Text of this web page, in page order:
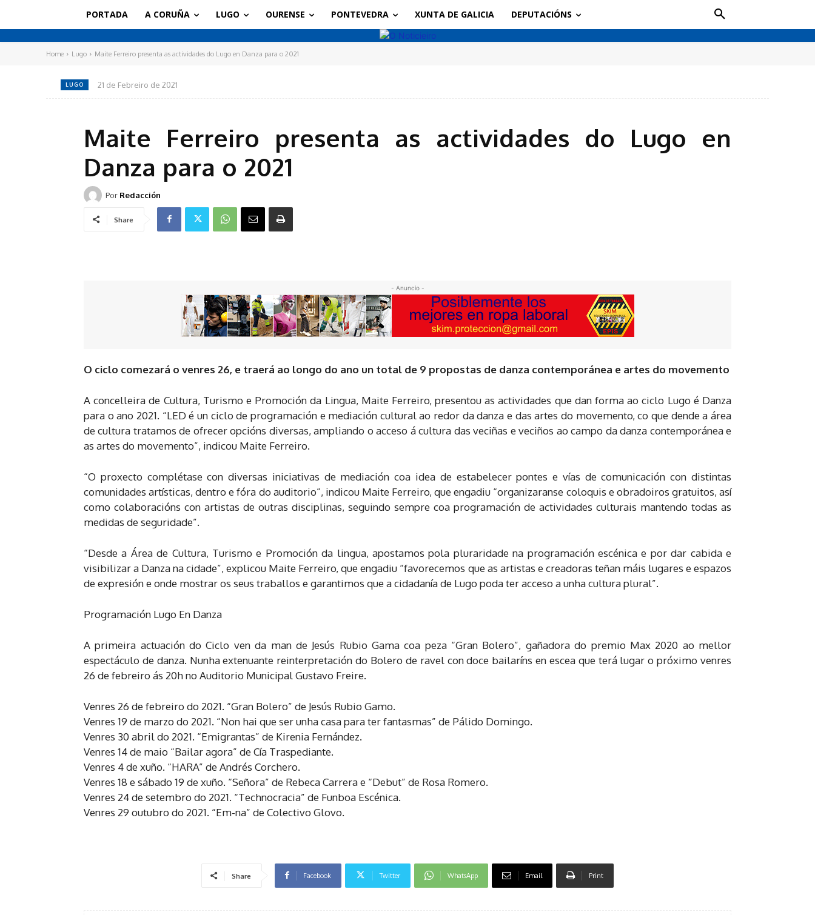
PORTADA A CORUÑA LUGO OURENSE PONTEVEDRA XUNTA DE GALICIA DEPUTACIÓNS
Home Lugo Maite Ferreiro presenta as actividades do Lugo en Danza para o 2021
LUGO 21 de Febreiro de 2021
Maite Ferreiro presenta as actividades do Lugo en
Danza para o 2021
Por Redacción
Share
- Anuncio -
O ciclo comezará o venres 26, e traerá ao longo do ano un total de 9 propostas de danza contemporánea e artes do movemento
A concelleira de Cultura, Turismo e Promoción da Lingua, Maite Ferreiro, presentou as actividades que dan forma ao ciclo Lugo é Danza
para o ano 2021. “LED é un ciclo de programación e mediación cultural ao redor da danza e das artes do movemento, co que dende a área
de cultura tratamos de ofrecer opcións diversas, ampliando o acceso á cultura das veciñas e veciños ao campo da danza contemporánea e
as artes do movemento”, indicou Maite Ferreiro.
“O proxecto complétase con diversas iniciativas de mediación coa idea de estabelecer pontes e vías de comunicación con distintas
comunidades artísticas, dentro e fóra do auditorio”, indicou Maite Ferreiro, que engadiu “organizaranse coloquis e obradoiros gratuitos, así
como colaboracións con artistas de outras disciplinas, seguindo sempre coa programación de actividades culturais mantendo todas as
medidas de seguridade”.
“Desde a Área de Cultura, Turismo e Promoción da lingua, apostamos pola pluraridade na programación escénica e por dar cabida e
visibilizar a Danza na cidade”, explicou Maite Ferreiro, que engadiu “favorecemos que as artistas e creadoras teñan máis lugares e espazos
de expresión e onde mostrar os seus traballos e garantimos que a cidadanía de Lugo poda ter acceso a unha cultura plural”.
Programación Lugo En Danza
A primeira actuación do Ciclo ven da man de Jesús Rubio Gama coa peza “Gran Bolero”, gañadora do premio Max 2020 ao mellor
espectáculo de danza. Nunha extenuante reinterpretación do Bolero de ravel con doce bailaríns en escea que terá lugar o próximo venres
26 de febreiro ás 20h no Auditorio Municipal Gustavo Freire.
Venres 26 de febreiro do 2021. “Gran Bolero” de Jesús Rubio Gamo.
Venres 19 de marzo do 2021. “Non hai que ser unha casa para ter fantasmas” de Pálido Domingo.
Venres 30 abril do 2021. “Emigrantas” de Kirenia Fernández.
Venres 14 de maio “Bailar agora” de Cía Traspediante.
Venres 4 de xuño. “HARA” de Andrés Corchero.
Venres 18 e sábado 19 de xuño. “Señora” de Rebeca Carrera e “Debut” de Rosa Romero.
Venres 24 de setembro do 2021. “Technocracia” de Funboa Escénica.
Venres 29 outubro do 2021. “Em-na” de Colectivo Glovo.
Share Facebook Twitter WhatsApp Email Print